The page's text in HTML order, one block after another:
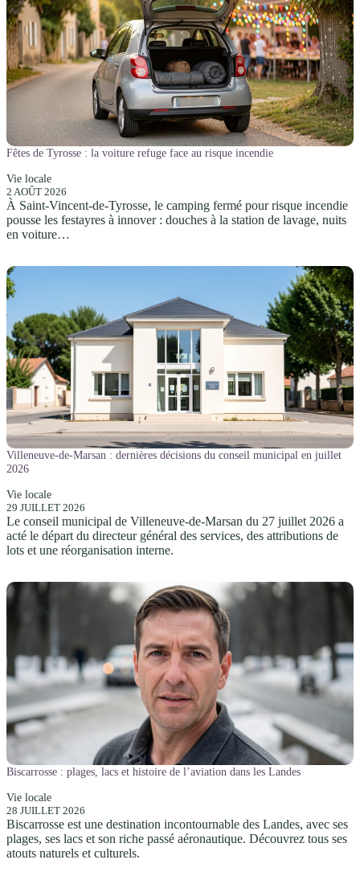
Fêtes de Tyrosse : la voiture refuge face au risque incendie
Vie locale
2 AOÛT 2026
À Saint-Vincent-de-Tyrosse, le camping fermé pour risque incendie
pousse les festayres à innover : douches à la station de lavage, nuits
en voiture…
Villeneuve-de-Marsan : dernières décisions du conseil municipal en juillet
2026
Vie locale
29 JUILLET 2026
Le conseil municipal de Villeneuve-de-Marsan du 27 juillet 2026 a
acté le départ du directeur général des services, des attributions de
lots et une réorganisation interne.
Biscarrosse : plages, lacs et histoire de l’aviation dans les Landes
Vie locale
28 JUILLET 2026
Biscarrosse est une destination incontournable des Landes, avec ses
plages, ses lacs et son riche passé aéronautique. Découvrez tous ses
atouts naturels et culturels.